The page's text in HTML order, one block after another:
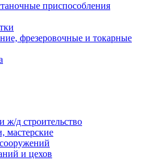
приспособления
фрезеровочные и токарные
ж/д строительство
мастерские
и цехов